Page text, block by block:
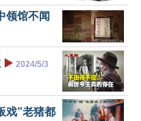
领馆不闻
▶️ 2024/5/3
戏”老猪都